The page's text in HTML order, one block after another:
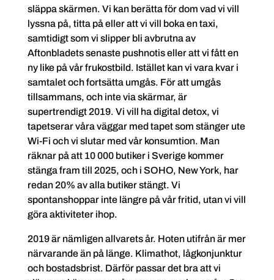
släppa skärmen. Vi kan berätta för dom vad vi vill
lyssna på, titta på eller att vi vill boka en taxi,
samtidigt som vi slipper bli avbrutna av
Aftonbladets senaste pushnotis eller att vi fått en
ny like på vår frukostbild. Istället kan vi vara kvar i
samtalet och fortsätta umgås. För att umgås
tillsammans, och inte via skärmar, är
supertrendigt 2019. Vi vill ha digital detox, vi
tapetserar våra väggar med tapet som stänger ute
Wi-Fi och vi slutar med vår konsumtion. Man
räknar på att 10 000 butiker i Sverige kommer
stänga fram till 2025, och i SOHO, New York, har
redan 20% av alla butiker stängt. Vi
spontanshoppar inte längre på vår fritid, utan vi vill
göra aktiviteter ihop.
2019 är nämligen allvarets år. Hoten utifrån är mer
närvarande än på länge. Klimathot, lågkonjunktur
och bostadsbrist. Därför passar det bra att vi